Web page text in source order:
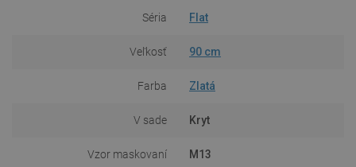
Séria Flat
Veľkosť 90 cm
Farba Zlatá
V sade Kryt
Vzor maskovaní M13